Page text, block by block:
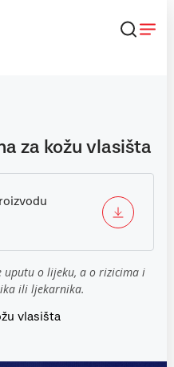
za kožu vlasišta
o lijeku, a o rizicima i
ili ljekarnika.